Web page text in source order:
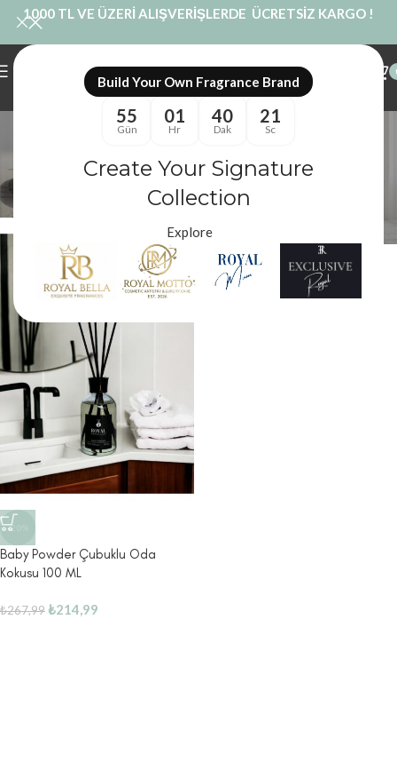
Build Your Own Fragrance Brand
55
Gün
01
Hr
40
Dak
21
Sc
Create Your Signature
Collection
Explore
1000 TL VE ÜZERİ ALIŞVERİŞLERDE ÜCRETSİZ KARGO !
Hafif Oda Parfümü
Royal Mum
Ürünler “Hafif Oda Parfümü” olarak etiketlendi
-20%
Baby Powder Çubuklu Oda
Kokusu 100 ML
₺267,99₺214,99